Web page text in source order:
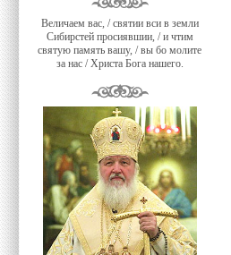
Величаем вас, / святии вси в земли
Сибирстей просиявшии, / и чтим
святую память вашу, / вы бо молите
за нас / Христа Бога нашего.